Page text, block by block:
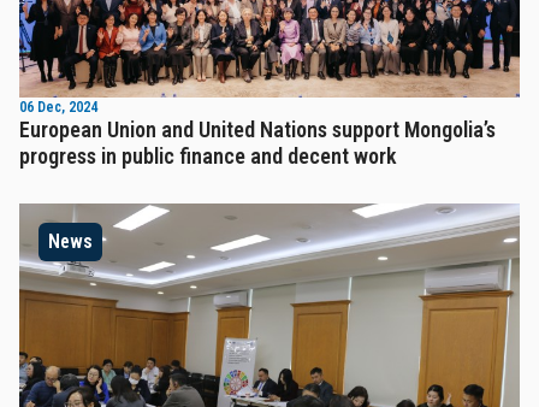
06 Dec, 2024
European Union and United Nations support Mongolia’s
progress in public finance and decent work
News